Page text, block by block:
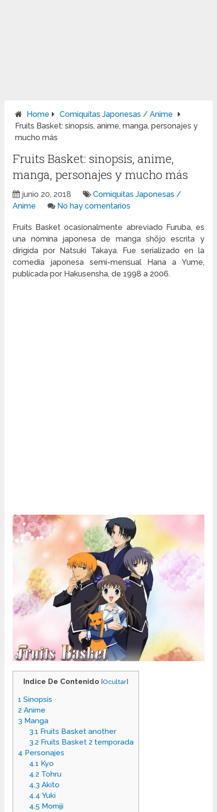
Home
Comiquitas Japonesas / Anime
Fruits Basket: sinopsis, anime, manga, personajes y
mucho más
Fruits Basket: sinopsis, anime,
manga, personajes y mucho más
junio 20, 2018
Comiquitas Japonesas /
Anime
No hay comentarios
Fruits Basket ocasionalmente abreviado Furuba, es
una nómina japonesa de manga shōjo escrita y
dirigida por Natsuki Takaya. Fue serializado en la
comedia japonesa semi-mensual Hana a Yume,
publicada por Hakusensha, de 1998 a 2006.
Indice De Contenido [Ocultar]
1 Sinopsis
2 Anime
3 Manga
3.1 Fruits Basket another
3.2 Fruits Basket 2 temporada
4 Personajes
4.1 Kyo
4.2 Tohru
4.3 Akito
4.4 Yuki
4.5 Momiji